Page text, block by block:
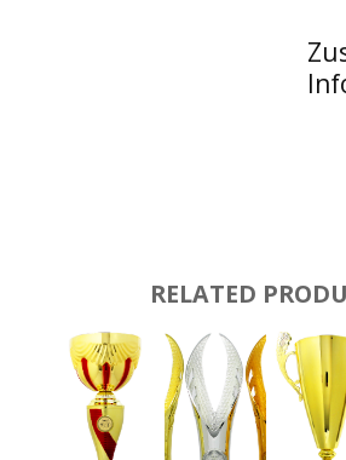
RELATED